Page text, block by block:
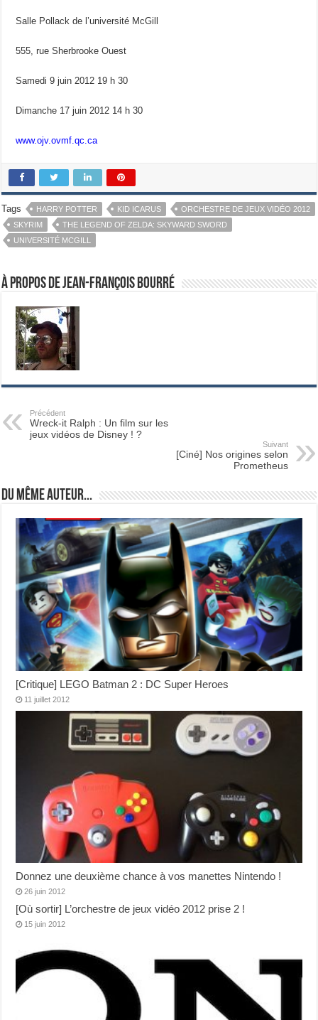
Salle Pollack de l’université McGill
555, rue Sherbrooke Ouest
Samedi 9 juin 2012 19 h 30
Dimanche 17 juin 2012 14 h 30
www.ojv.ovmf.qc.ca
Tags HARRY POTTER KID ICARUS
ORCHESTRE DE JEUX VIDÉO 2012
SKYRIM
THE LEGEND OF ZELDA: SKYWARD SWORD
UNIVERSITÉ MCGILL
À propos de Jean-François Bourré
Précédent
Wreck-it Ralph : Un film sur les
jeux vidéos de Disney ! ?
Suivant
[Ciné] Nos origines selon
Prometheus
Du même auteur...
[Critique] LEGO Batman 2 : DC Super Heroes
11 juillet 2012
Donnez une deuxième chance à vos manettes Nintendo !
26 juin 2012
[Où sortir] L’orchestre de jeux vidéo 2012 prise 2 !
15 juin 2012